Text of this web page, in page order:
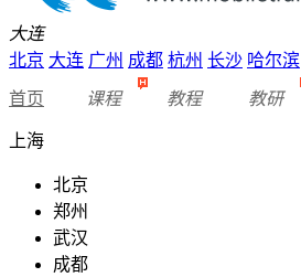
大连
北京 大连 广州 成都 杭州 长沙 哈尔滨
首页 课程 教程 教研
上海
北京
郑州
武汉
成都